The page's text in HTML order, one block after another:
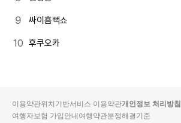
싸이흠뻑쇼
후쿠오카
이용약관위치기반서비스 이용약관개인정보 처리방침
여행자보험 가입안내여행약관분쟁해결기준